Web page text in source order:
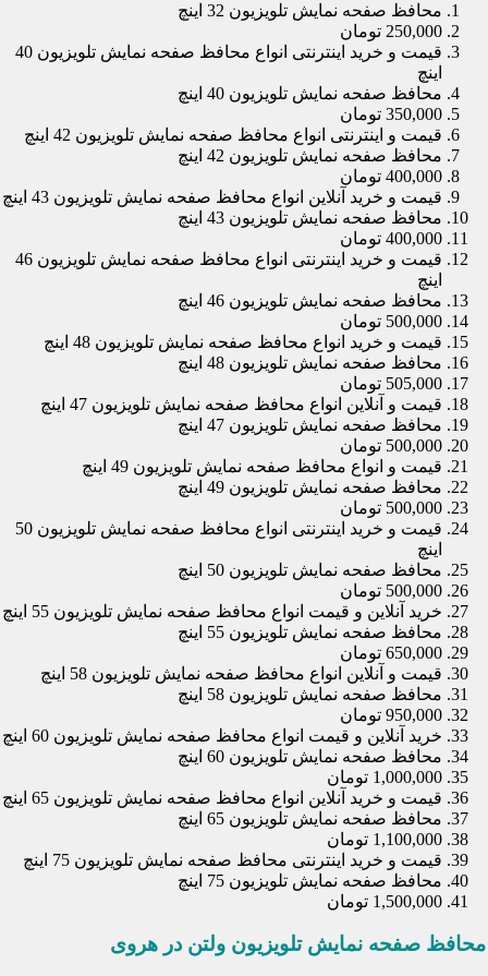
محافظ صفحه نمایش تلویزیون 32 اینچ
250,000 تومان
قیمت و خرید اینترنتی انواع محافظ صفحه نمایش تلویزیون 40
اینچ
محافظ صفحه نمایش تلویزیون 40 اینچ
350,000 تومان
قیمت و اینترنتی انواع محافظ صفحه نمایش تلویزیون 42 اینچ
محافظ صفحه نمایش تلویزیون 42 اینچ
400,000 تومان
قیمت و خرید آنلاین انواع محافظ صفحه نمایش تلویزیون 43 اینچ
محافظ صفحه نمایش تلویزیون 43 اینچ
400,000 تومان
قیمت و خرید اینترنتی انواع محافظ صفحه نمایش تلویزیون 46
اینچ
محافظ صفحه نمایش تلویزیون 46 اینچ
500,000 تومان
قیمت و خرید انواع محافظ صفحه نمایش تلویزیون 48 اینچ
محافظ صفحه نمایش تلویزیون 48 اینچ
505,000 تومان
قیمت و آنلاین انواع محافظ صفحه نمایش تلویزیون 47 اینچ
محافظ صفحه نمایش تلویزیون 47 اینچ
500,000 تومان
قیمت و انواع محافظ صفحه نمایش تلویزیون 49 اینچ
محافظ صفحه نمایش تلویزیون 49 اینچ
500,000 تومان
قیمت و خرید اینترنتی انواع محافظ صفحه نمایش تلویزیون 50
اینچ
محافظ صفحه نمایش تلویزیون 50 اینچ
500,000 تومان
خرید آنلاین و قیمت انواع محافظ صفحه نمایش تلویزیون 55 اینچ
محافظ صفحه نمایش تلویزیون 55 اینچ
650,000 تومان
قیمت و آنلاین انواع محافظ صفحه نمایش تلویزیون 58 اینچ
محافظ صفحه نمایش تلویزیون 58 اینچ
950,000 تومان
خرید آنلاین و قیمت انواع محافظ صفحه نمایش تلویزیون 60 اینچ
محافظ صفحه نمایش تلویزیون 60 اینچ
1,000,000 تومان
قیمت و خرید آنلاین انواع محافظ صفحه نمایش تلویزیون 65 اینچ
محافظ صفحه نمایش تلویزیون 65 اینچ
1,100,000 تومان
قیمت و خرید اینترنتی محافظ صفحه نمایش تلویزیون 75 اینچ
محافظ صفحه نمایش تلویزیون 75 اینچ
1,500,000 تومان
محافظ صفحه نمایش تلویزیون ولتن در هروی